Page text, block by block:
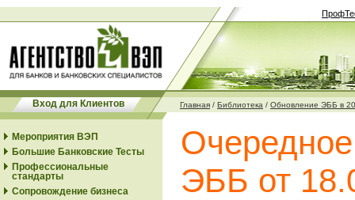
Вход для Клиентов Главная / Библиотека / Обновление ЭББ в
Мероприятия ВЭП
Большие Банковские Тесты
Профессиональные
стандарты
Сопровождение бизнеса
ЭББ от